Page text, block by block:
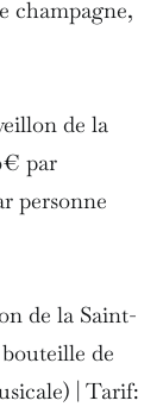
champagne,
de la
par
personne
de la Saint-
de
| Tarif: